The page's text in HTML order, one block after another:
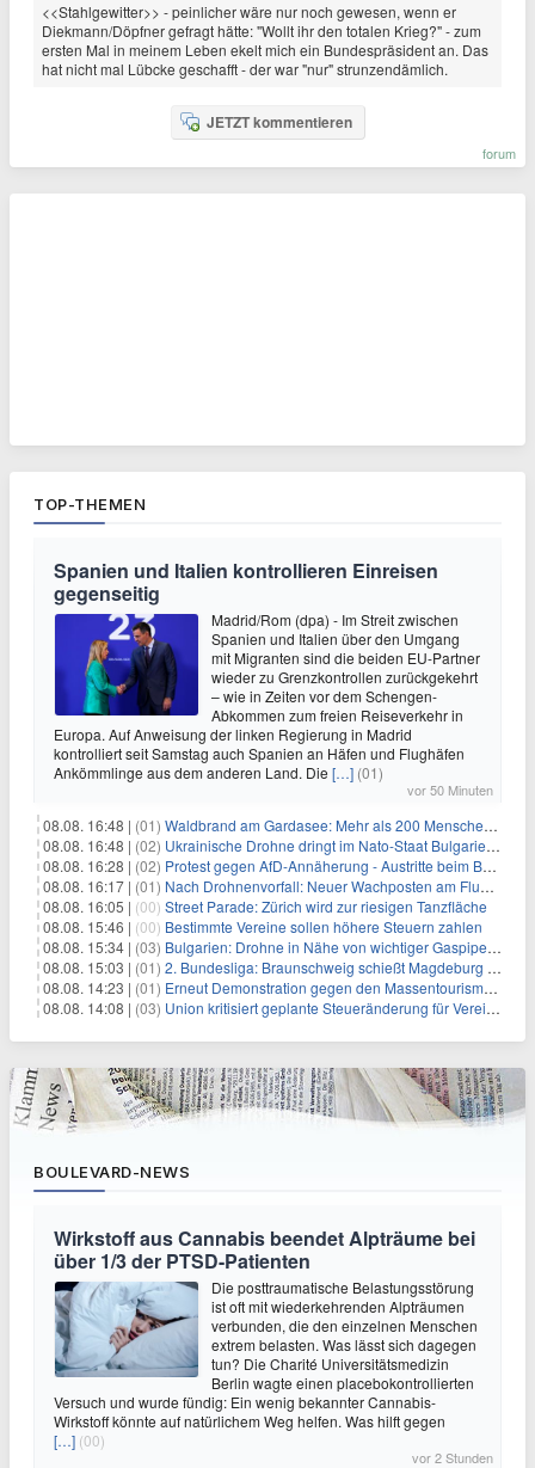
<<Stahlgewitter>> - peinlicher wäre nur noch gewesen, wenn er
Diekmann/Döpfner gefragt hätte: "Wollt ihr den totalen Krieg?" - zum
ersten Mal in meinem Leben ekelt mich ein Bundespräsident an. Das
hat nicht mal Lübcke geschafft - der war "nur" strunzendämlich.
JETZT kommentieren
forum
TOP-THEMEN
Spanien und Italien kontrollieren Einreisen
gegenseitig
Madrid/Rom (dpa) - Im Streit zwischen
Spanien und Italien über den Umgang
mit Migranten sind die beiden EU-Partner
wieder zu Grenzkontrollen zurückgekehrt
– wie in Zeiten vor dem Schengen-
Abkommen zum freien Reiseverkehr in
Europa. Auf Anweisung der linken Regierung in Madrid
kontrolliert seit Samstag auch Spanien an Häfen und Flughäfen
Ankömmlinge aus dem anderen Land. Die […] (01)
vor 50 Minuten
08.08. 16:48 | (01) Waldbrand am Gardasee: Mehr als 200 Menschen evakuiert
08.08. 16:48 | (02) Ukrainische Drohne dringt im Nato-Staat Bulgarien ein
08.08. 16:28 | (02) Protest gegen AfD-Annäherung - Austritte beim BSW Sachsen-Anhalt
08.08. 16:17 | (01) Nach Drohnenvorfall: Neuer Wachposten am Flughafen
08.08. 16:05 | (00) Street Parade: Zürich wird zur riesigen Tanzfläche
08.08. 15:46 | (00) Bestimmte Vereine sollen höhere Steuern zahlen
08.08. 15:34 | (03) Bulgarien: Drohne in Nähe von wichtiger Gaspipeline explodiert
08.08. 15:03 | (01) 2. Bundesliga: Braunschweig schießt Magdeburg ab
08.08. 14:23 | (01) Erneut Demonstration gegen den Massentourismus auf Mallorca
08.08. 14:08 | (03) Union kritisiert geplante Steueränderung für Vereine
BOULEVARD-NEWS
Wirkstoff aus Cannabis beendet Alpträume bei
über 1/3 der PTSD-Patienten
Die posttraumatische Belastungsstörung
ist oft mit wiederkehrenden Alpträumen
verbunden, die den einzelnen Menschen
extrem belasten. Was lässt sich dagegen
tun? Die Charité Universitätsmedizin
Berlin wagte einen placebokontrollierten
Versuch und wurde fündig: Ein wenig bekannter Cannabis-
Wirkstoff könnte auf natürlichem Weg helfen. Was hilft gegen
[…] (00)
vor 2 Stunden